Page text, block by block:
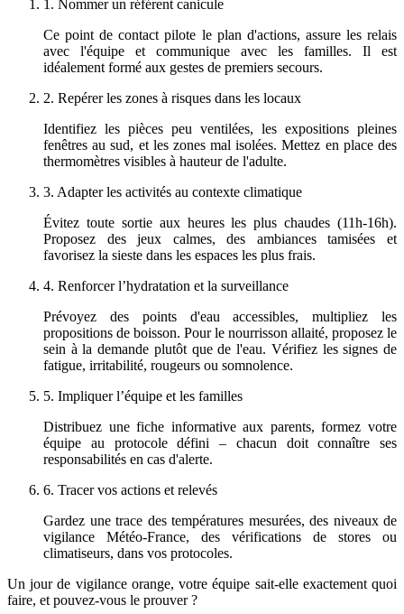
1. Nommer un référent canicule
Ce point de contact pilote le plan d'actions, assure les relais
avec l'équipe et communique avec les familles. Il est
idéalement formé aux gestes de premiers secours.
2. Repérer les zones à risques dans les locaux
Identifiez les pièces peu ventilées, les expositions pleines
fenêtres au sud, et les zones mal isolées. Mettez en place des
thermomètres visibles à hauteur de l'adulte.
3. Adapter les activités au contexte climatique
Évitez toute sortie aux heures les plus chaudes (11h-16h).
Proposez des jeux calmes, des ambiances tamisées et
favorisez la sieste dans les espaces les plus frais.
4. Renforcer l’hydratation et la surveillance
Prévoyez des points d'eau accessibles, multipliez les
propositions de boisson. Pour le nourrisson allaité, proposez le
sein à la demande plutôt que de l'eau. Vérifiez les signes de
fatigue, irritabilité, rougeurs ou somnolence.
5. Impliquer l’équipe et les familles
Distribuez une fiche informative aux parents, formez votre
équipe au protocole défini – chacun doit connaître ses
responsabilités en cas d'alerte.
6. Tracer vos actions et relevés
Gardez une trace des températures mesurées, des niveaux de
vigilance Météo-France, des vérifications de stores ou
climatiseurs, dans vos protocoles.
Un jour de vigilance orange, votre équipe sait-elle exactement quoi
faire, et pouvez-vous le prouver ?